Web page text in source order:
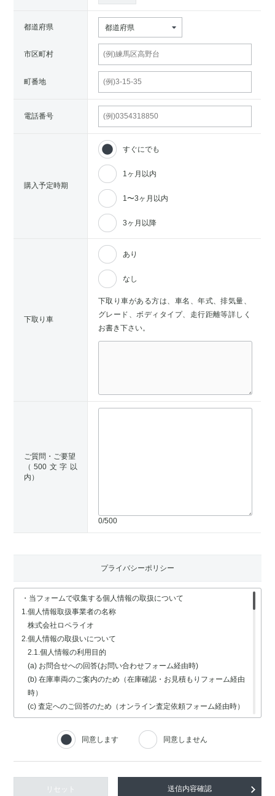
都道府県 都道府県
市区町村
町番地
電話番号
購入予定時期
すぐにでも
1ヶ月以内
1〜3ヶ月以内
3ヶ月以降
下取り車
あり
なし
下取り車がある方は、車名、年式、排気量、
グレード、ボディタイプ、走行距離等詳しく
お書き下さい。
ご質問・ご要望
（500文字以
内）
0/500
プライバシーポリシー
・当フォームで収集する個人情報の取扱について
1.個人情報取扱事業者の名称
株式会社ロペライオ
2.個人情報の取扱いについて
2.1.個人情報の利用目的
(a) お問合せへの回答(お問い合わせフォーム経由時)
(b) 在庫車両のご案内のため（在庫確認・お見積もりフォーム経由
時）
(c) 査定へのご回答のため（オンライン査定依頼フォーム経由時）
(d) 車検・修理関連の回答のため（車検・修理の受付フォーム経由
(e) 採用選考業務（採用情報フォーム経由時）
2.2.個人情報の取扱いの委託
情報の安全管理が図られるよう、充分な保護水準を備えている委託
同意します 同意しません
リセット